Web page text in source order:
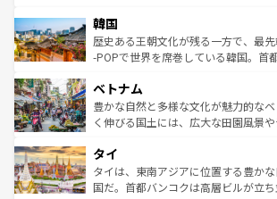
ワイを、存分に味わってほしい。 なお、新着のハワイ情報
はコンテンツ一覧を参照してほしい。
いる。アクティビティも充実しており
ビング、ハイキングなど、アウトド
い。オーストラリアの多彩な魅力を
参照してほしい。
ン）、静ひつな山岳地帯である台湾東
と山間の静けさが共存しており、訪
驚きをもたらしてくれる。また、奥
容にもいいと評判のスイーツなど、バ
が味わえる。 なお、新着の台湾情報は
照してほしい。
韓国
歴史ある王朝文化が残る一方で、最
-POPで世界を席巻している韓国。首
き、地方に足を延ばせば四季折々の自
できる。そして、キムチや焼肉、絶
まで、さまざまな韓国料理が待って
リティに包まれながら、韓国の多彩な
わってみてほしい。 なお、新
覧を参照してほしい。
ベトナム
豊かな自然と多様な文化が魅力的な
く伸びる国土には、広大な田園風景
急速な発展と共に伝統が息づく。ハノ
ーチミン市のフランス統治時代の建
醸し出している。また、バラエティ
タイ
タイは、東南アジアに位置する豊か
国だ。首都バンコクは高層ビルが立